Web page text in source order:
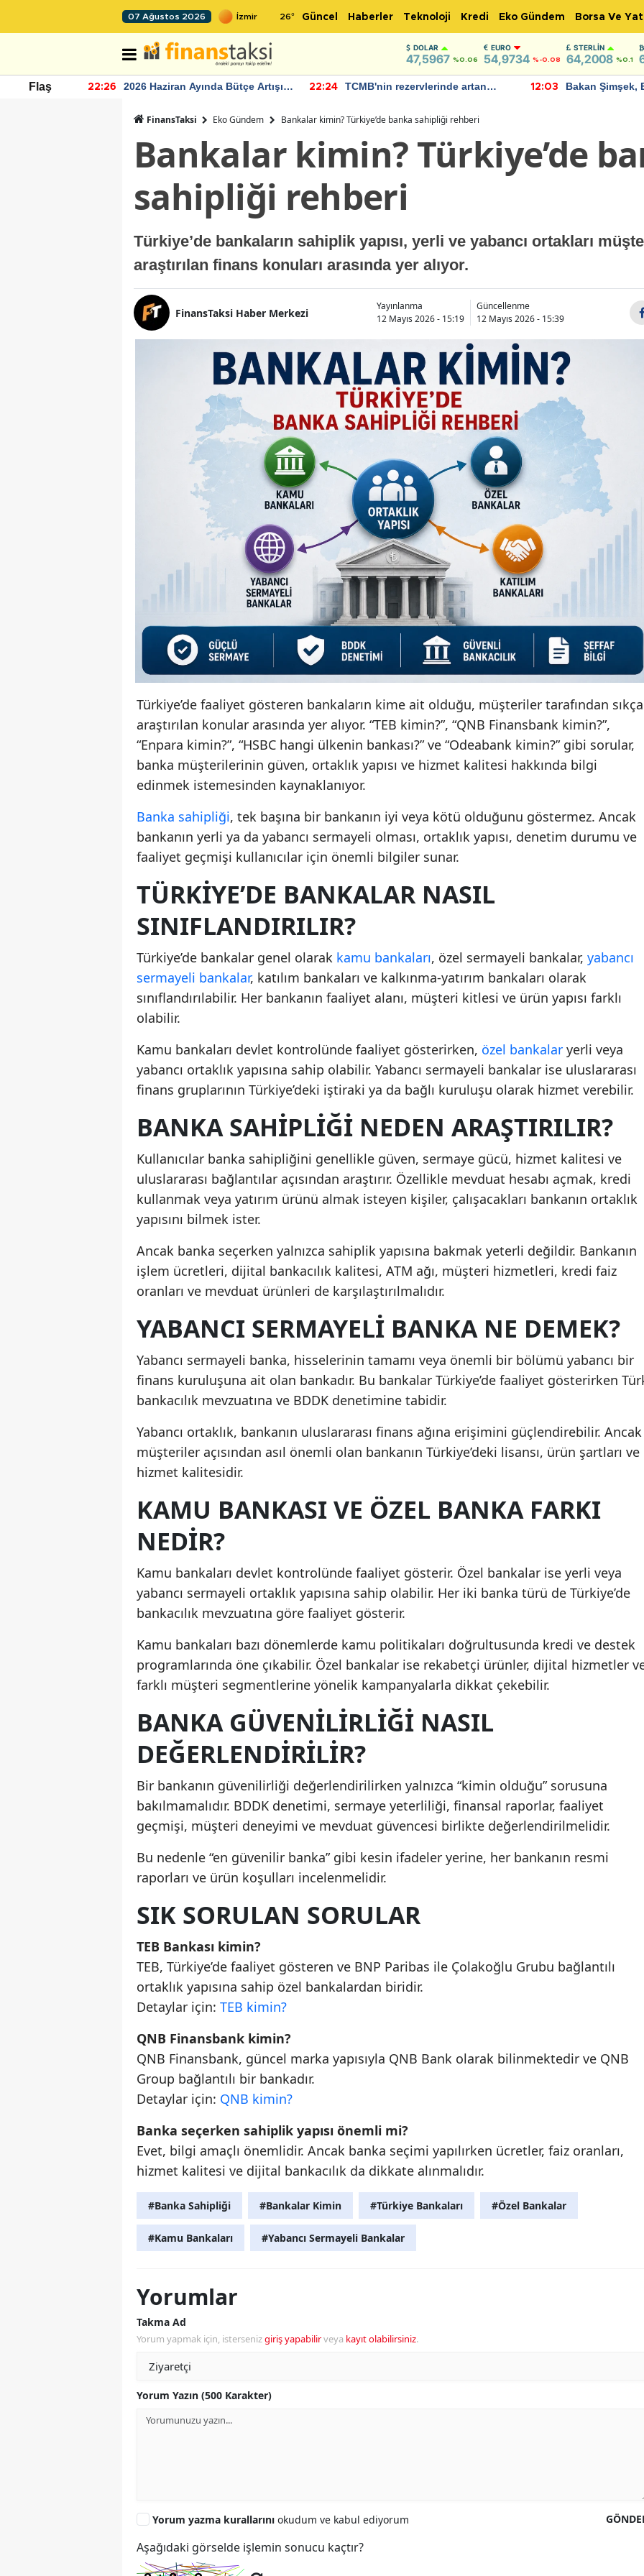
07 Ağustos 2026 26° Güncel Haberler Teknoloji Kredi Eko Gündem Borsa Ve
DOLAR
47,5967 %0.06
EURO
54,9734 %-0.08
STERLIN
64,2008 %0.1
Flaş 22:26
2026 Haziran Ayında Bütçe Artışı
22:24
TCMB'nin rezervlerinde artan
12:03
Bakan Şimşek,
FinansTaksi Eko Gündem Bankalar kimin? Türkiye’de banka sahipliği rehberi
Bankalar kimin? Türkiye’de
sahipliği rehberi
Türkiye’de bankaların sahiplik yapısı, yerli ve yabancı ortakları
araştırılan finans konuları arasında yer alıyor.
FinansTaksi Haber Merkezi
Yayınlanma
12 Mayıs 2026 - 15:19
Güncellenme
12 Mayıs 2026 - 15:39
Türkiye’de faaliyet gösteren bankaların kime ait olduğu, müşteriler tarafından sıkça
araştırılan konular arasında yer alıyor. “TEB kimin?”, “QNB Finansbank kimin?”,
“Enpara kimin?”, “HSBC hangi ülkenin bankası?” ve “Odeabank kimin?” gibi sorular,
banka müşterilerinin güven, ortaklık yapısı ve hizmet kalitesi hakkında bilgi
edinmek istemesinden kaynaklanıyor.
Banka sahipliği, tek başına bir bankanın iyi veya kötü olduğunu göstermez. Ancak
bankanın yerli ya da yabancı sermayeli olması, ortaklık yapısı, denetim durumu ve
faaliyet geçmişi kullanıcılar için önemli bilgiler sunar.
TÜRKIYE’DE BANKALAR NASIL
SINIFLANDIRILIR?
Türkiye’de bankalar genel olarak kamu bankaları, özel sermayeli bankalar, yabancı
sermayeli bankalar, katılım bankaları ve kalkınma-yatırım bankaları olarak
sınıflandırılabilir. Her bankanın faaliyet alanı, müşteri kitlesi ve ürün yapısı farklı
olabilir.
Kamu bankaları devlet kontrolünde faaliyet gösterirken, özel bankalar yerli veya
yabancı ortaklık yapısına sahip olabilir. Yabancı sermayeli bankalar ise uluslararası
finans gruplarının Türkiye’deki iştiraki ya da bağlı kuruluşu olarak hizmet verebilir.
BANKA SAHIPLIĞI NEDEN ARAŞTIRILIR?
Kullanıcılar banka sahipliğini genellikle güven, sermaye gücü, hizmet kalitesi ve
uluslararası bağlantılar açısından araştırır. Özellikle mevduat hesabı açmak, kredi
kullanmak veya yatırım ürünü almak isteyen kişiler, çalışacakları bankanın ortaklık
yapısını bilmek ister.
Ancak banka seçerken yalnızca sahiplik yapısına bakmak yeterli değildir. Bankanın
işlem ücretleri, dijital bankacılık kalitesi, ATM ağı, müşteri hizmetleri, kredi faiz
oranları ve mevduat ürünleri de karşılaştırılmalıdır.
YABANCI SERMAYELI BANKA NE DEMEK?
Yabancı sermayeli banka, hisselerinin tamamı veya önemli bir bölümü yabancı bir
finans kuruluşuna ait olan bankadır. Bu bankalar Türkiye’de faaliyet gösterirken
bankacılık mevzuatına ve BDDK denetimine tabidir.
Yabancı ortaklık, bankanın uluslararası finans ağına erişimini güçlendirebilir. Ancak
müşteriler açısından asıl önemli olan bankanın Türkiye’deki lisansı, ürün şartları ve
hizmet kalitesidir.
KAMU BANKASI VE ÖZEL BANKA FARKI
NEDIR?
Kamu bankaları devlet kontrolünde faaliyet gösterir. Özel bankalar ise yerli veya
yabancı sermayeli ortaklık yapısına sahip olabilir. Her iki banka türü de Türkiye’de
bankacılık mevzuatına göre faaliyet gösterir.
Kamu bankaları bazı dönemlerde kamu politikaları doğrultusunda kredi ve destek
programlarında öne çıkabilir. Özel bankalar ise rekabetçi ürünler, dijital hizmetler
farklı müşteri segmentlerine yönelik kampanyalarla dikkat çekebilir.
BANKA GÜVENILIRLIĞI NASIL
DEĞERLENDIRILIR?
Bir bankanın güvenilirliği değerlendirilirken yalnızca “kimin olduğu” sorusuna
bakılmamalıdır. BDDK denetimi, sermaye yeterliliği, finansal raporlar, faaliyet
geçmişi, müşteri deneyimi ve mevduat güvencesi birlikte değerlendirilmelidir.
Bu nedenle “en güvenilir banka” gibi kesin ifadeler yerine, her bankanın resmi
raporları ve ürün koşulları incelenmelidir.
SIK SORULAN SORULAR
TEB Bankası kimin?
TEB, Türkiye’de faaliyet gösteren ve BNP Paribas ile Çolakoğlu Grubu bağlantılı
ortaklık yapısına sahip özel bankalardan biridir.
Detaylar için: TEB kimin?
QNB Finansbank kimin?
QNB Finansbank, güncel marka yapısıyla QNB Bank olarak bilinmektedir ve QNB
Group bağlantılı bir bankadır.
Detaylar için: QNB kimin?
Banka seçerken sahiplik yapısı önemli mi?
Evet, bilgi amaçlı önemlidir. Ancak banka seçimi yapılırken ücretler, faiz oranları,
hizmet kalitesi ve dijital bankacılık da dikkate alınmalıdır.
#Banka Sahipliği #Bankalar Kimin #Türkiye Bankaları #Özel Bankalar
#Kamu Bankaları #Yabancı Sermayeli Bankalar
Yorumlar
Takma Ad
Yorum yapmak için, istersenizgiriş yapabilirveya kayıt olabilirsiniz.
Yorum Yazın (500 Karakter)
Yorum yazma kurallarını okudum ve kabul ediyorum
Aşağıdaki görselde işlemin sonucu kaçtır?